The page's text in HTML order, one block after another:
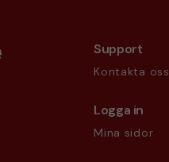
Support
Kontakta oss
Logga in
Mina sidor